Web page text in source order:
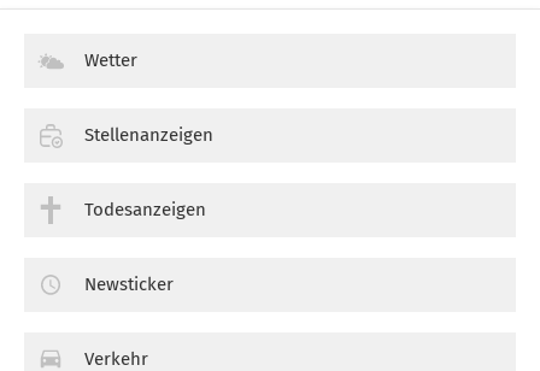
Wetter
Stellenanzeigen
Todesanzeigen
Newsticker
Verkehr